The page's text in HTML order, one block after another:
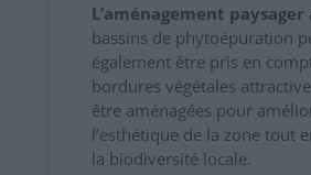
L’aménagement paysager
bassins de phytoépuration
également être pris en
bordures végétales
être aménagées pour
l’esthétique de la zone tout
la biodiversité locale.